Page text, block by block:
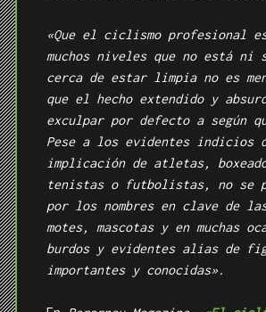
«Que el ciclismo profesional
muchos niveles que no está ni
cerca de estar limpia no es
que el hecho extendido y
exculpar por defecto a según
Pese a los evidentes indicios
implicación de atletas,
tenistas o futbolistas, no se
por los nombres en clave de
motes, mascotas y en muchas
burdos y evidentes alias de
importantes y conocidas».